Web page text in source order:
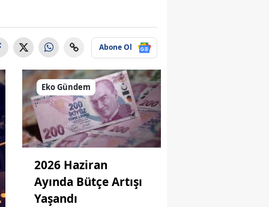
Abone Ol
Eko Gündem
2026 Haziran
Ayında Bütçe Artışı
Yaşandı